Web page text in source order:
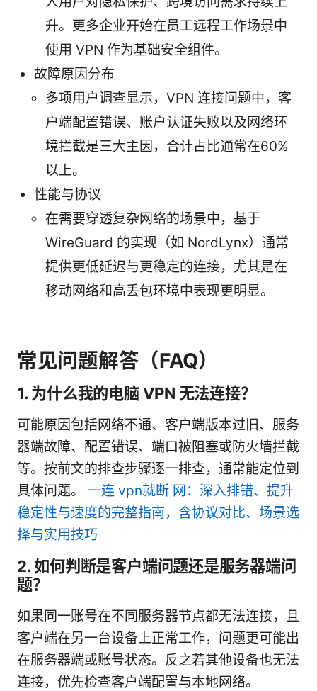
升。更多企业开始在员工远程工作场景中
使用 VPN 作为基础安全组件。
故障原因分布
多项用户调查显示，VPN 连接问题中，客
户端配置错误、账户认证失败以及网络环
境拦截是三大主因，合计占比通常在60%
以上。
性能与协议
在需要穿透复杂网络的场景中，基于
WireGuard 的实现（如 NordLynx）通常
提供更低延迟与更稳定的连接，尤其是在
移动网络和高丢包环境中表现更明显。
常见问题解答（FAQ）
1. 为什么我的电脑 VPN 无法连接？
可能原因包括网络不通、客户端版本过旧、服务
器端故障、配置错误、端口被阻塞或防火墙拦截
等。按前文的排查步骤逐一排查，通常能定位到
具体问题。 一连 vpn就断 网：深入排错、提升
稳定性与速度的完整指南，含协议对比、场景选
择与实用技巧
2. 如何判断是客户端问题还是服务器端问
题？
如果同一账号在不同服务器节点都无法连接，且
客户端在另一台设备上正常工作，问题更可能出
在服务器端或账号状态。反之若其他设备也无法
连接，优先检查客户端配置与本地网络。